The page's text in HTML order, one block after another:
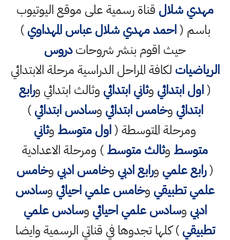
مهدي شلال قناة رسمية على موقع اليوتيوب
باسم (احمد مهدي شلال عباس المهداوي)
حيث اقوم بنشر شروحاتدروس
الرياضيات لكافة المراحل الدراسية مرحلة الابتدائي
(اول ابتدائي وثاني ابتدائي وثالث ابتدائي ورابع
ابتدائي وخامس ابتدائي وسادس ابتدائي)
ومرحلة المتوسطة (اول متوسط وثاني
متوسط وثالث متوسط) ومرحلة الاعدادية
(رابع علمي ورابع ادبي وخامس ادبي وخامس
علمي تطبيقي وخامس علمي احيائي وسادس
ادبي وسادس علمي احيائي وسادس علمي
تطبيقي) كلها تجدوها في قناتي الرسمية وايضا